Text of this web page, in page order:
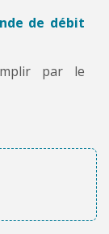
de débit
par le